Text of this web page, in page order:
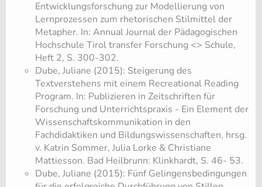
Entwicklungsforschung zur Modellierung von
Lernprozessen zum rhetorischen Stilmittel der
Metapher. In: Annual Journal der Pädagogischen
Hochschule Tirol transfer Forschung <> Schule,
Heft 2, S. 300-302.
Dube, Juliane (2015): Steigerung des
Textverstehens mit einem Recreational Reading
Program. In: Publizieren in Zeitschriften für
Forschung und Unterrichtspraxis - Ein Element der
Wissenschaftskommunikation in den
Fachdidaktiken und Bildungswissenschaften, hrsg.
v. Katrin Sommer, Julia Lorke & Christiane
Mattiesson. Bad Heilbrunn: Klinkhardt, S. 46- 53.
Dube, Juliane (2015): Fünf Gelingensbedingungen